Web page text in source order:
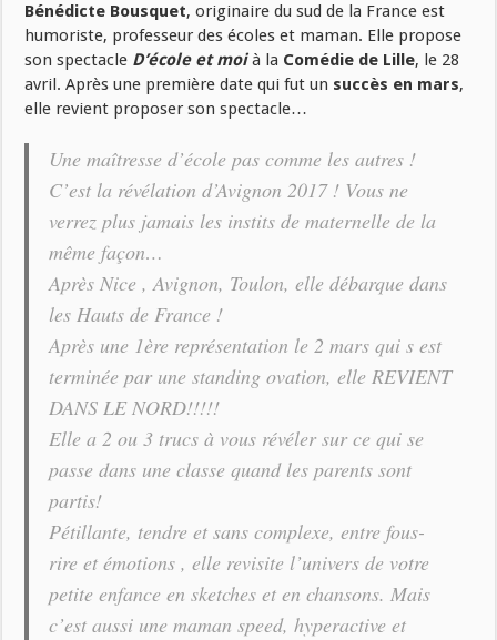
Bénédicte Bousquet, originaire du sud de la France est
humoriste, professeur des écoles et maman. Elle propose
son spectacle D’école et moià la Comédie de Lille, le 28
avril. Après une première date qui fut un succès en mars,
elle revient proposer son spectacle…
Une maîtresse d’école pas comme les autres !
C’est la révélation d’Avignon 2017 ! Vous ne
verrez plus jamais les instits de maternelle de la
même façon…
Après Nice , Avignon, Toulon, elle débarque dans
les Hauts de France !
Après une 1ère représentation le 2 mars qui s est
terminée par une standing ovation, elle REVIENT
DANS LE NORD!!!!!
Elle a 2 ou 3 trucs à vous révéler sur ce qui se
passe dans une classe quand les parents sont
partis!
Pétillante, tendre et sans complexe, entre fous-
rire et émotions , elle revisite l’univers de votre
petite enfance en sketches et en chansons. Mais
c’est aussi une maman speed, hyperactive et